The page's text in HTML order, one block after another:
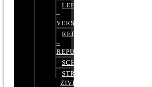
LEBENSVERSICHERUNG
–
VERSICHERUNGSRECHT
REPUTATIONSRECHT
–
REPUTATIONSMANAGEMENT
SCHUFARECHT
STRAFRECHT
ZIVILRECHT